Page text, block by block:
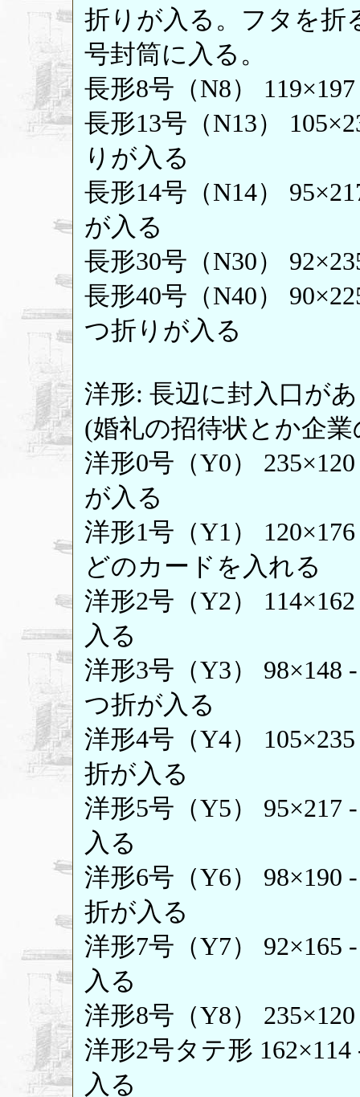
折りが入る。フタを折
号封筒に入る。
長形8号（N8）
長形13号（N13）
りが入る
長形14号（N14）
が入る
長形30号（N30）
長形40号（N40）
つ折りが入る
洋形: 長辺に封入口が
(婚礼の招待状とか企
洋形0号（Y0）
が入る
洋形1号（Y1）
どのカードを入れる
洋形2号（Y2）
入る
洋形3号（Y3） 98×148
つ折が入る
洋形4号（Y4）
折が入る
洋形5号（Y5） 95×217
入る
洋形6号（Y6） 98×190
折が入る
洋形7号（Y7） 92×165
入る
洋形8号（Y8）
洋形2号タテ形
入る